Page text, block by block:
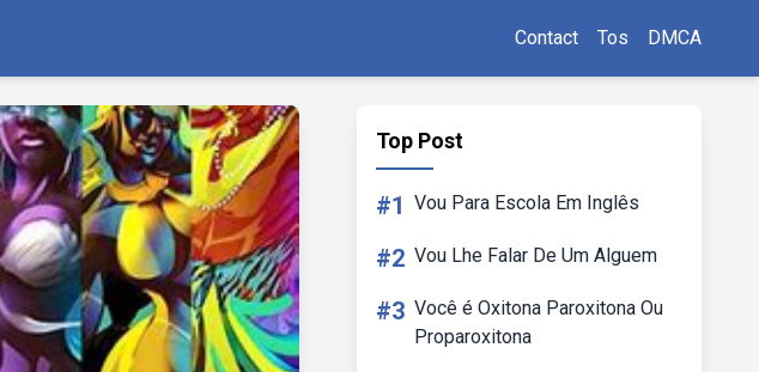
Contact Tos DMCA
Top Post
#1 Vou Para Escola Em Inglês
#2 Vou Lhe Falar De Um Alguem
#3 Você é Oxitona Paroxitona Ou
Proparoxitona